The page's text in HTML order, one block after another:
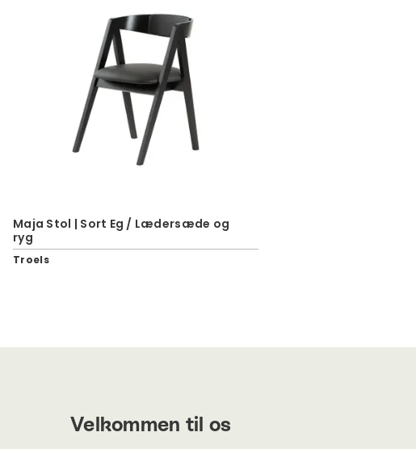
Maja Stol | Sort Eg / Lædersæde og
ryg
Troels
Velkommen til os